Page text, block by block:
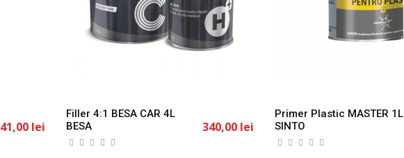
41,00 lei
Filler 4:1 BESA CAR 4L
BESA
340,00 lei
Primer Plastic MASTER 1L
SINTO